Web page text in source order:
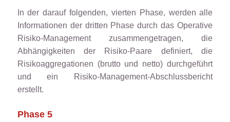
In der darauf folgenden, vierten Phase, werden alle
Informationen der dritten Phase durch das Operative
Risiko-Management zusammengetragen, die
Abhängigkeiten der Risiko-Paare definiert, die
Risikoaggregationen (brutto und netto) durchgeführt
und ein Risiko-Management-Abschlussbericht
erstellt.
Phase 5